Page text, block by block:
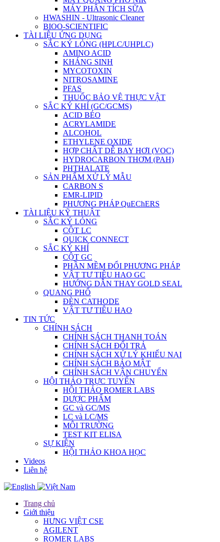
MÁY PHÂN TÍCH SỮA
HWASHIN - Ultrasonic Cleaner
BIOO-SCIENTIFIC
TÀI LIỆU ỨNG DỤNG
SẮC KÝ LỎNG (HPLC/UHPLC)
AMINO ACID
KHÁNG SINH
MYCOTOXIN
NITROSAMINE
PFAS
THUỐC BẢO VỆ THỰC VẬT
SẮC KÝ KHÍ (GC/GCMS)
ACID BÉO
ACRYLAMIDE
ALCOHOL
ETHYLENE OXIDE
HỢP CHẤT DỄ BAY HƠI (VOC)
HYDROCARBON THƠM (PAH)
PHTHALATE
SẢN PHẨM XỬ LÝ MẪU
CARBON S
EMR-LIPID
PHƯƠNG PHÁP QuEChERS
TÀI LIỆU KỸ THUẬT
SẮC KÝ LỎNG
CỘT LC
QUICK CONNECT
SẮC KÝ KHÍ
CỘT GC
PHẦN MỀM ĐỔI PHƯƠNG PHÁP
VẬT TƯ TIÊU HAO GC
HƯỚNG DẪN THAY GOLD SEAL
QUANG PHỔ
ĐÈN CATHODE
VẬT TƯ TIÊU HAO
TIN TỨC
CHÍNH SÁCH
CHÍNH SÁCH THANH TOÁN
CHÍNH SÁCH ĐỔI TRẢ
CHÍNH SÁCH XỬ LÝ KHIẾU NẠI
CHÍNH SÁCH BẢO MẬT
CHÍNH SÁCH VẬN CHUYỂN
HỘI THẢO TRỰC TUYẾN
HỘI THẢO ROMER LABS
DƯỢC PHẨM
GC và GC/MS
LC và LC/MS
MÔI TRƯỜNG
TEST KIT ELISA
SỰ KIỆN
HỘI THẢO KHOA HỌC
Videos
Liên hệ
Trang chủ
Giới thiệu
HƯNG VIỆT CSE
AGILENT
ROMER LABS